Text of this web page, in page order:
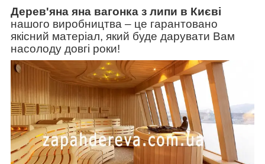
Дерев'яна яна вагонка з липи в Києві
нашого виробництва – це гарантовано
якісний матеріал, який буде дарувати Вам
насолоду довгі роки!